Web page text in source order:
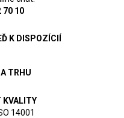
70 10
K DISPOZÍCIÍ
TRHU
KVALITY
14001